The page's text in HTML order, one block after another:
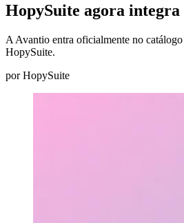
HopySuite agora integra
A Avantio entra oficialmente no
HopySuite.
por HopySuite